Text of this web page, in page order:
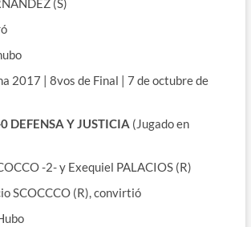
(S)
2017 | 8vos de Final | 7 de octubre de
DEFENSA Y JUSTICIA (Jugado en
-2- y Exequiel PALACIOS (R)
SCOCCCO (R), convirtió